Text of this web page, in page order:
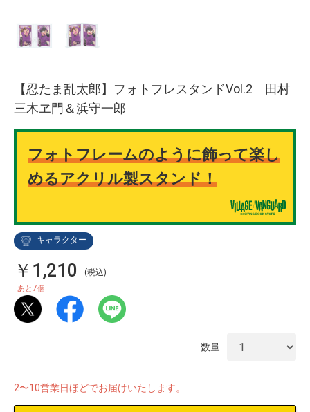
キャラクター
【忍たま乱太郎】フォトフレスタンドVol.2 田村
三木ヱ門＆浜守一郎
フォトフレームのように飾って楽し
めるアクリル製スタンド！
￥1,210 (税込)
あと7個
数量
2〜10営業日ほどでお届けいたします。